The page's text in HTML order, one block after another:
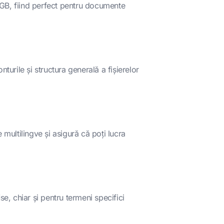
fiind perfect pentru documente
și structura generală a fișierelor
și asigură că poți lucra
chiar și pentru termeni specifici